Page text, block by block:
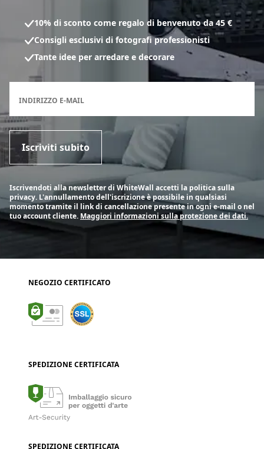
10% di sconto come regalo di benvenuto da 45 €
Consigli esclusivi di fotografi professionisti
Tante idee per arredare e decorare
INDIRIZZO E-MAIL
Iscriviti subito
Iscrivendoti alla newsletter di WhiteWall accetti la politica sulla
privacy. L'annullamento dell'iscrizione è possibile in qualsiasi
momento tramite il link di cancellazione presente in ogni e-mail o nel
tuo account cliente. Maggiori informazioni sulla protezione dei dati.
NEGOZIO CERTIFICATO
SPEDIZIONE CERTIFICATA
SPEDIZIONE CERTIFICATA